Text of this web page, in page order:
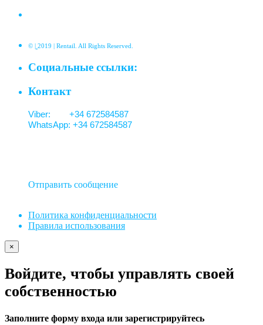
© 2019 | Rentail. All Rights Reserved.
Социальные ссылки:
Контакт
Viber: +34 672584587
WhatsApp: +34 672584587
Отправить сообщение
Политика конфиденциальности
Правила использования
×
Войдите, чтобы управлять своей
собственностью
Заполните форму входа или зарегистрируйтесь